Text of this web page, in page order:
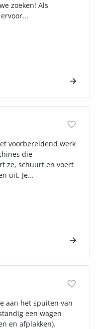
zoeken! Als
voorbereidend werk
die
ze, schuurt en voert
uit. Je...
aan het spuiten van
een wagen
en afplakken).